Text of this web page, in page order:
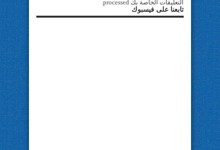
التعليقات الخاصة بك processed
تابعنا على فيسبوك